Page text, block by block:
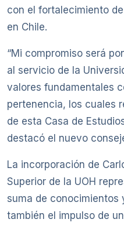
con el fortalecimiento
en Chile.
“Mi compromiso será
al servicio de la
valores fundamentales
pertenencia, los cuales
de esta Casa de
destacó el nuevo
La incorporación de
Superior de la UOH
suma de conocimientos
también el impulso de